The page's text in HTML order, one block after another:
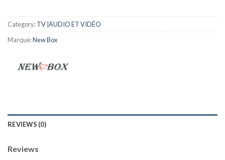
Category:TV |AUDIO ET VIDÉO
Marque:New Box
REVIEWS (0)
Reviews